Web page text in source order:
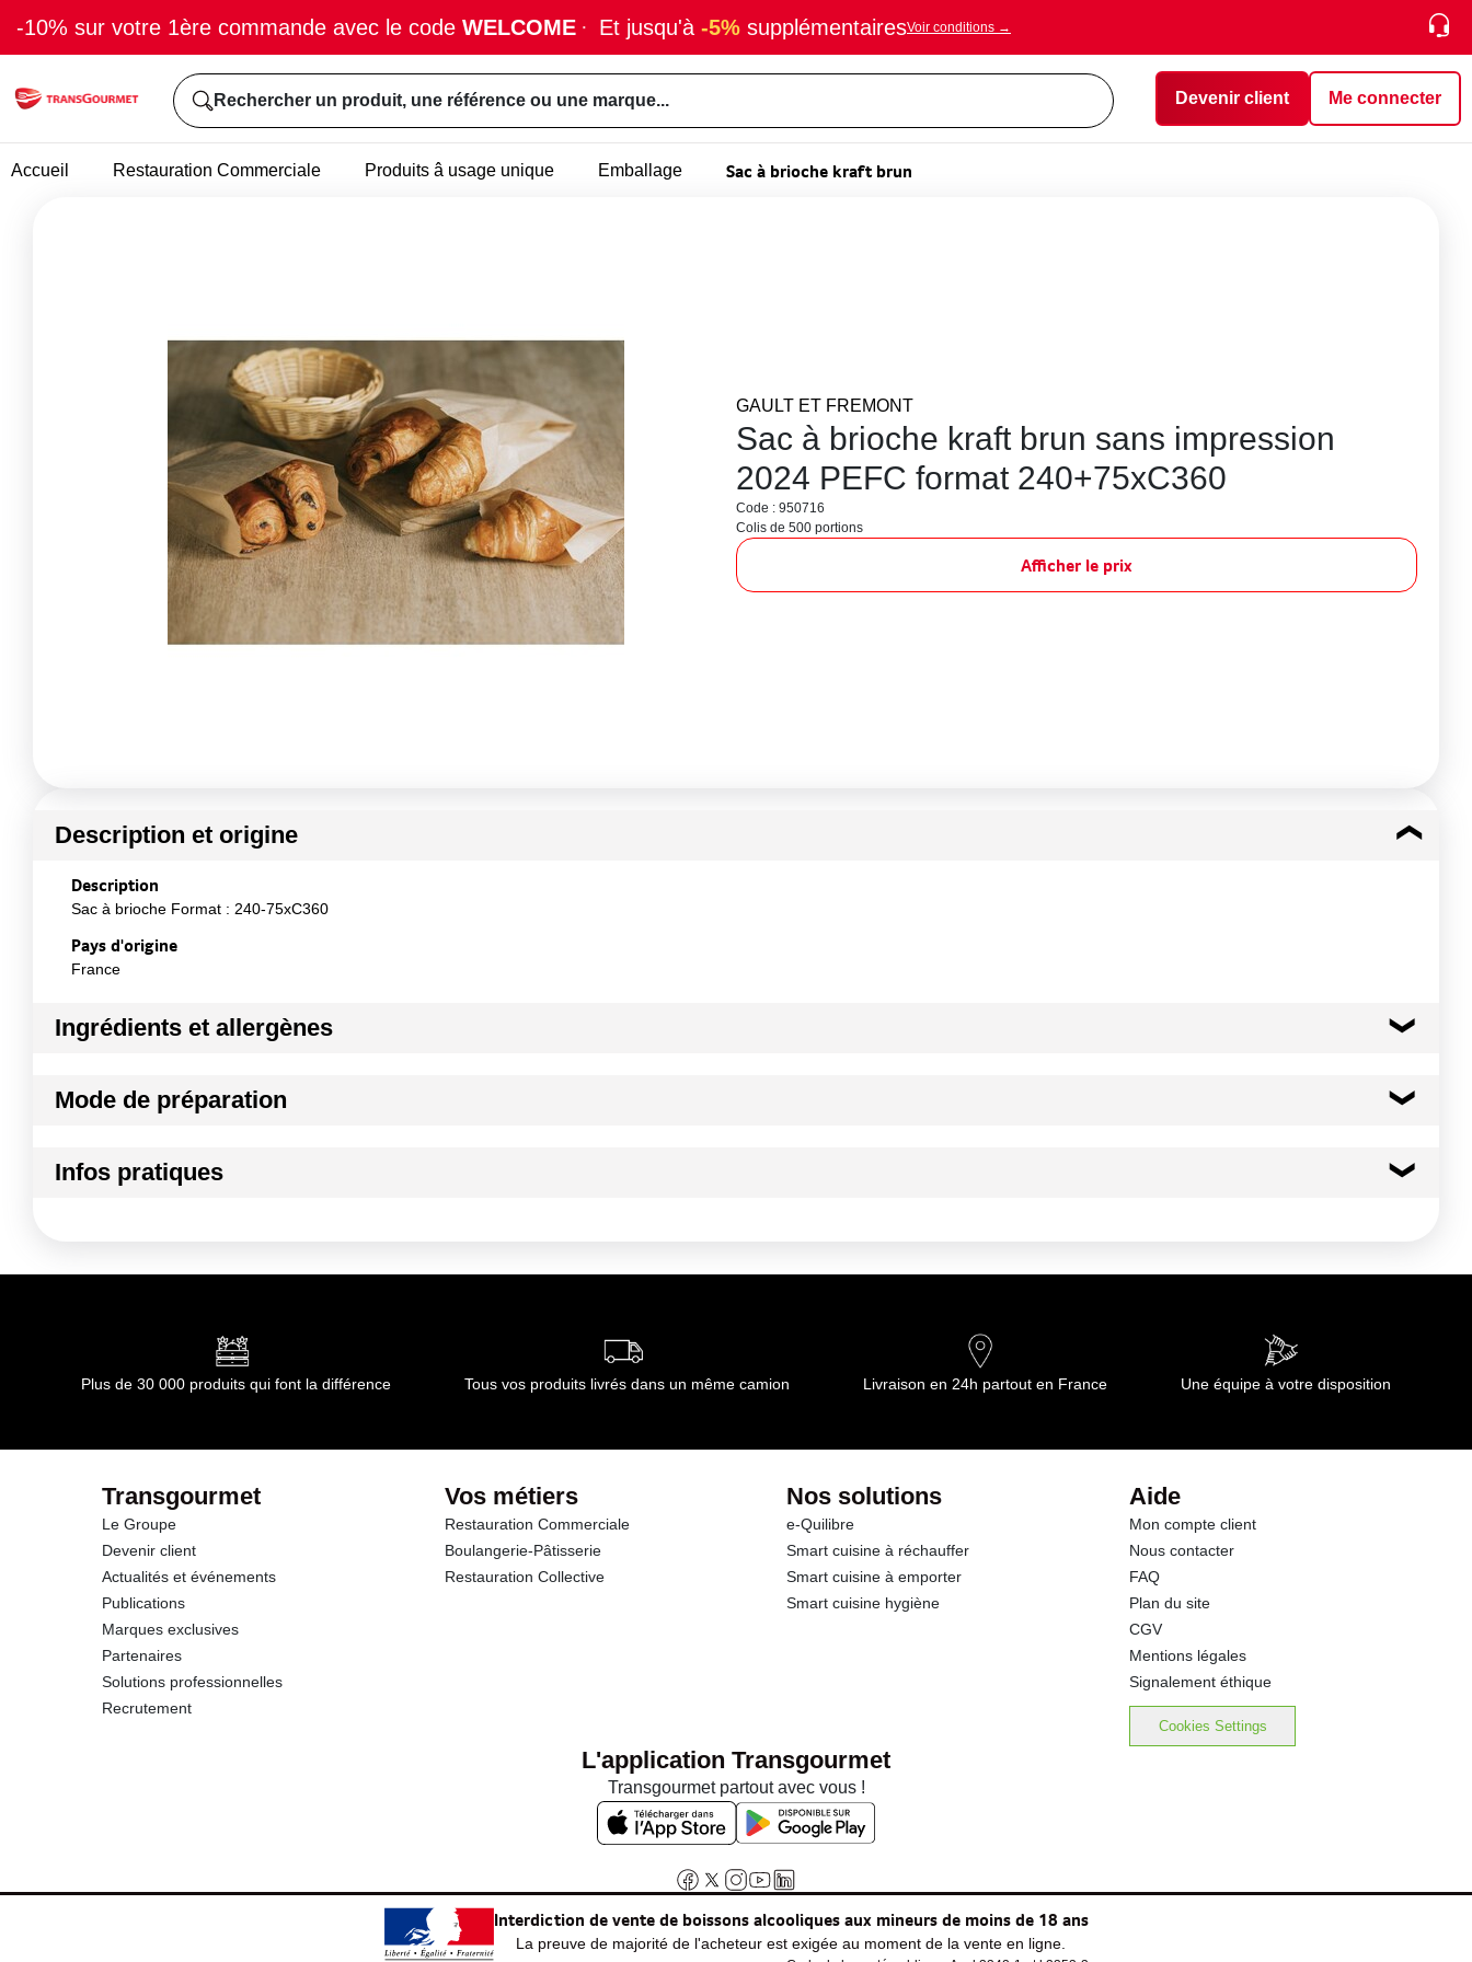
-10% sur votre 1ère commande avec le code WELCOME · Et jusqu'à -5% supplémentairesVoir conditions →
Rechercher un produit, une référence ou une marque... Devenir client Me connecter
Accueil Restauration Commerciale Produits â usage unique Emballage Sac à brioche kraft brun
GAULT ET FREMONT
Sac à brioche kraft brun sans impression
2024 PEFC format 240+75xC360
Code : 950716
Colis de 500 portions
Afficher le prix
Description et origine
Description
Sac à brioche Format : 240-75xC360
Pays d'origine
France
Ingrédients et allergènes
Matériau(x) : kraft brun fibres vierges 300gsm PEFC
Mode de préparation
Infos pratiques
Durée totale du produit :Pas de durée limitée d'utilisation
Plus de 30 000 produits qui font la différence Tous vos produits livrés dans un même camion Livraison en 24h partout en France Une équipe à votre disposition
Transgourmet
Le Groupe
Devenir client
Actualités et événements
Publications
Marques exclusives
Partenaires
Solutions professionnelles
Recrutement
Vos métiers
Restauration Commerciale
Boulangerie-Pâtisserie
Restauration Collective
Nos solutions
e-Quilibre
Smart cuisine à réchauffer
Smart cuisine à emporter
Smart cuisine hygiène
Aide
Mon compte client
Nous contacter
FAQ
Plan du site
CGV
Mentions légales
Signalement éthique
Cookies Settings
L'application Transgourmet
Transgourmet partout avec vous !
Interdiction de vente de boissons alcooliques aux mineurs de moins de 18 ans
La preuve de majorité de l'acheteur est exigée au moment de la vente en ligne.